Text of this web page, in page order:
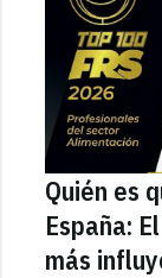
Quién es
España:
más